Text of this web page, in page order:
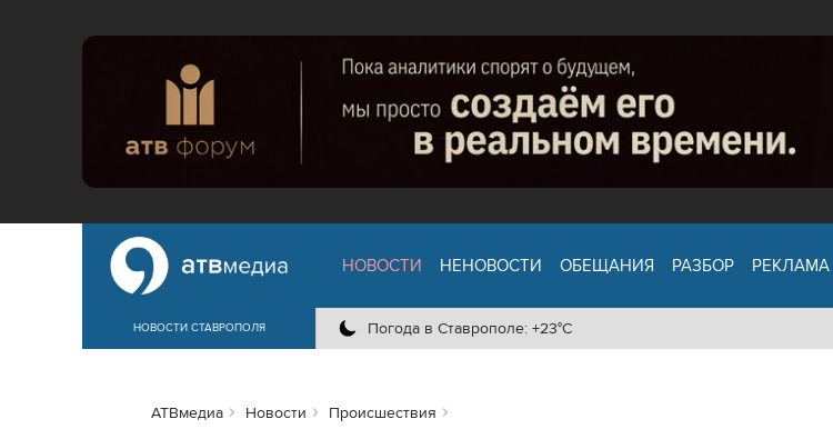
НОВОСТИ СТАВРОПОЛЯ
НОВОСТИ НЕНОВОСТИ ОБЕЩАНИЯ РАЗБОР РЕКЛАМА
Погода в Ставрополе: +23°C
АТВмедиа Новости
Происшествия